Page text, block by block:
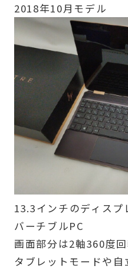
2018年10月モデル
13.3インチのディス
バーチブルPC
画面部分は2軸360度
タブレットモードや